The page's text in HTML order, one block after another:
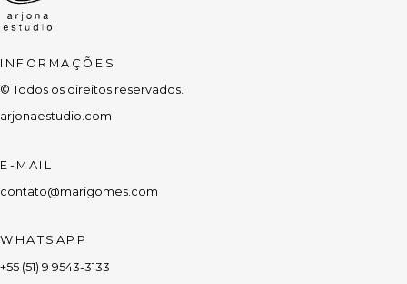
INFORMAÇÕES
© Todos os direitos reservados.
arjonaestudio.com
E-MAIL
contato@marigomes.com
WHATSAPP
+55 (51) 9 9543-3133